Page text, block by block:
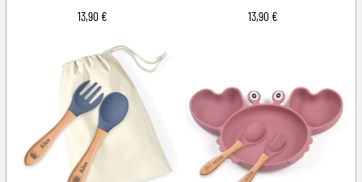
13,90 € 13,90 €